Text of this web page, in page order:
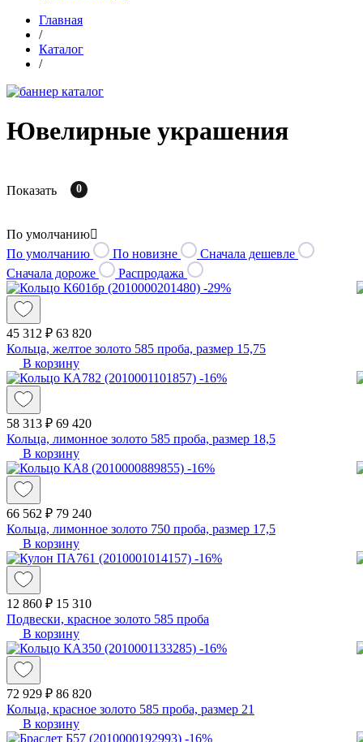
Главная
/
Каталог
/
Ювелирные украшения
Показать 0
По умолчанию
По умолчанию
По новизне
Сначала дешевле
Сначала дороже
Распродажа
-29%
45 312 ₽ 63 820
Кольца, желтое золото 585 проба, размер 15,75
В корзину
-16%
58 313 ₽ 69 420
Кольца, лимонное золото 585 проба, размер 18,5
В корзину
-16%
66 562 ₽ 79 240
Кольца, лимонное золото 750 проба, размер 17,5
В корзину
-16%
12 860 ₽ 15 310
Подвески, красное золото 585 проба
В корзину
-16%
72 929 ₽ 86 820
Кольца, красное золото 585 проба, размер 21
В корзину
-16%